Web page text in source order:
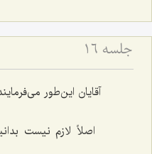
جلسه ۱۶
آقایان این‌طور
اصلاً لازم نیست